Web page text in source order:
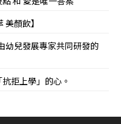
顏飲】
兒發展專家共同研發的
拒上學」的心。